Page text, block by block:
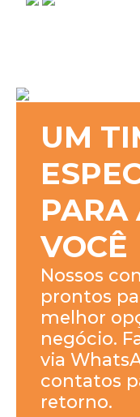
UM
PARA
VOCÊ
Nossos
prontos
melhor
negócio.
via
contatos
retorno.